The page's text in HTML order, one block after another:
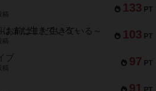
133 PT
稿
103 PT
前はまだ生きている～
稿
97 PT
ブ
稿
91